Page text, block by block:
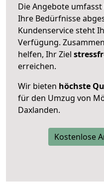
Die Angebote
Ihre Bedürfnisse
Kundenservice steht
Verfügung.
helfen, Ihr Ziel
erreichen.
Wir bieten höchste
für den Umzug von
Daxlanden.
Kostenlose